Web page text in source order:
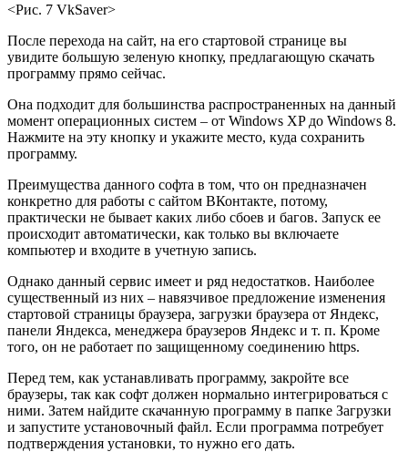
<Рис. 7 VkSaver>
После перехода на сайт, на его стартовой странице вы
увидите большую зеленую кнопку, предлагающую скачать
программу прямо сейчас.
Она подходит для большинства распространенных на данный
момент операционных систем – от Windows XP до Windows 8.
Нажмите на эту кнопку и укажите место, куда сохранить
программу.
Преимущества данного софта в том, что он предназначен
конкретно для работы с сайтом ВКонтакте, потому,
практически не бывает каких либо сбоев и багов. Запуск ее
происходит автоматически, как только вы включаете
компьютер и входите в учетную запись.
Однако данный сервис имеет и ряд недостатков. Наиболее
существенный из них – навязчивое предложение изменения
стартовой страницы браузера, загрузки браузера от Яндекс,
панели Яндекса, менеджера браузеров Яндекс и т. п. Кроме
того, он не работает по защищенному соединению https.
Перед тем, как устанавливать программу, закройте все
браузеры, так как софт должен нормально интегрироваться с
ними. Затем найдите скачанную программу в папке Загрузки
и запустите установочный файл. Если программа потребует
подтверждения установки, то нужно его дать.